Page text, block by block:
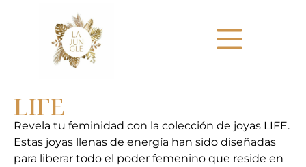
LIFE
Revela tu feminidad con la colección de joyas LIFE.
Estas joyas llenas de energía han sido diseñadas
para liberar todo el poder femenino que reside en